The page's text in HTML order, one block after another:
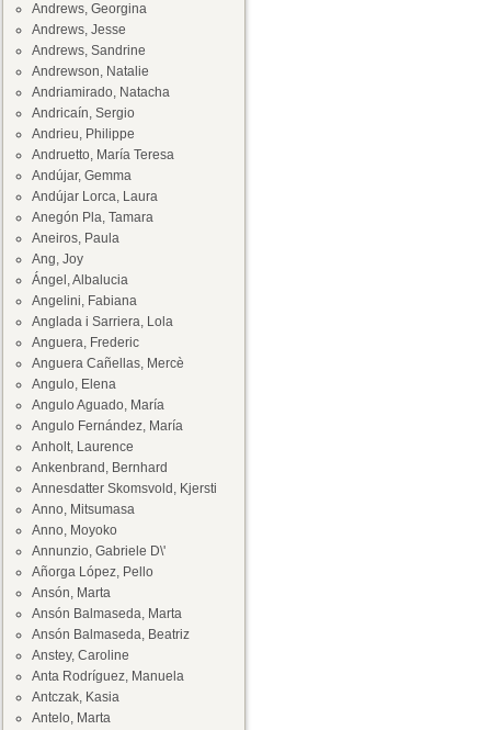
Andrews, Georgina
Andrews, Jesse
Andrews, Sandrine
Andrewson, Natalie
Andriamirado, Natacha
Andricaín, Sergio
Andrieu, Philippe
Andruetto, María Teresa
Andújar, Gemma
Andújar Lorca, Laura
Anegón Pla, Tamara
Aneiros, Paula
Ang, Joy
Ángel, Albalucia
Angelini, Fabiana
Anglada i Sarriera, Lola
Anguera, Frederic
Anguera Cañellas, Mercè
Angulo, Elena
Angulo Aguado, María
Angulo Fernández, María
Anholt, Laurence
Ankenbrand, Bernhard
Annesdatter Skomsvold, Kjersti
Anno, Mitsumasa
Anno, Moyoko
Annunzio, Gabriele D\'
Añorga López, Pello
Ansón, Marta
Ansón Balmaseda, Marta
Ansón Balmaseda, Beatriz
Anstey, Caroline
Anta Rodríguez, Manuela
Antczak, Kasia
Antelo, Marta